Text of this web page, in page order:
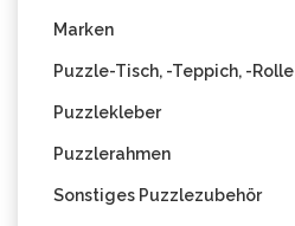
Marken
Puzzle-Tisch, -Teppich, -Rolle
Puzzlekleber
Puzzlerahmen
Sonstiges Puzzlezubehör